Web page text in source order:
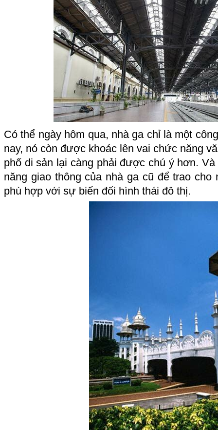
Có thể ngày hôm qua, nhà ga chỉ là một
nay, nó còn được khoác lên vai chức năng
phố di sản lại càng phải được chú ý hơn.
năng giao thông của nhà ga cũ để trao
phù hợp với sự biến đổi hình thái đô thị.